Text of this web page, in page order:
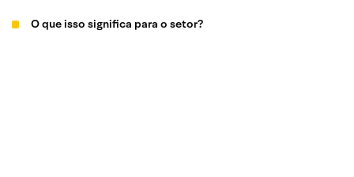
O que isso significa para o setor?